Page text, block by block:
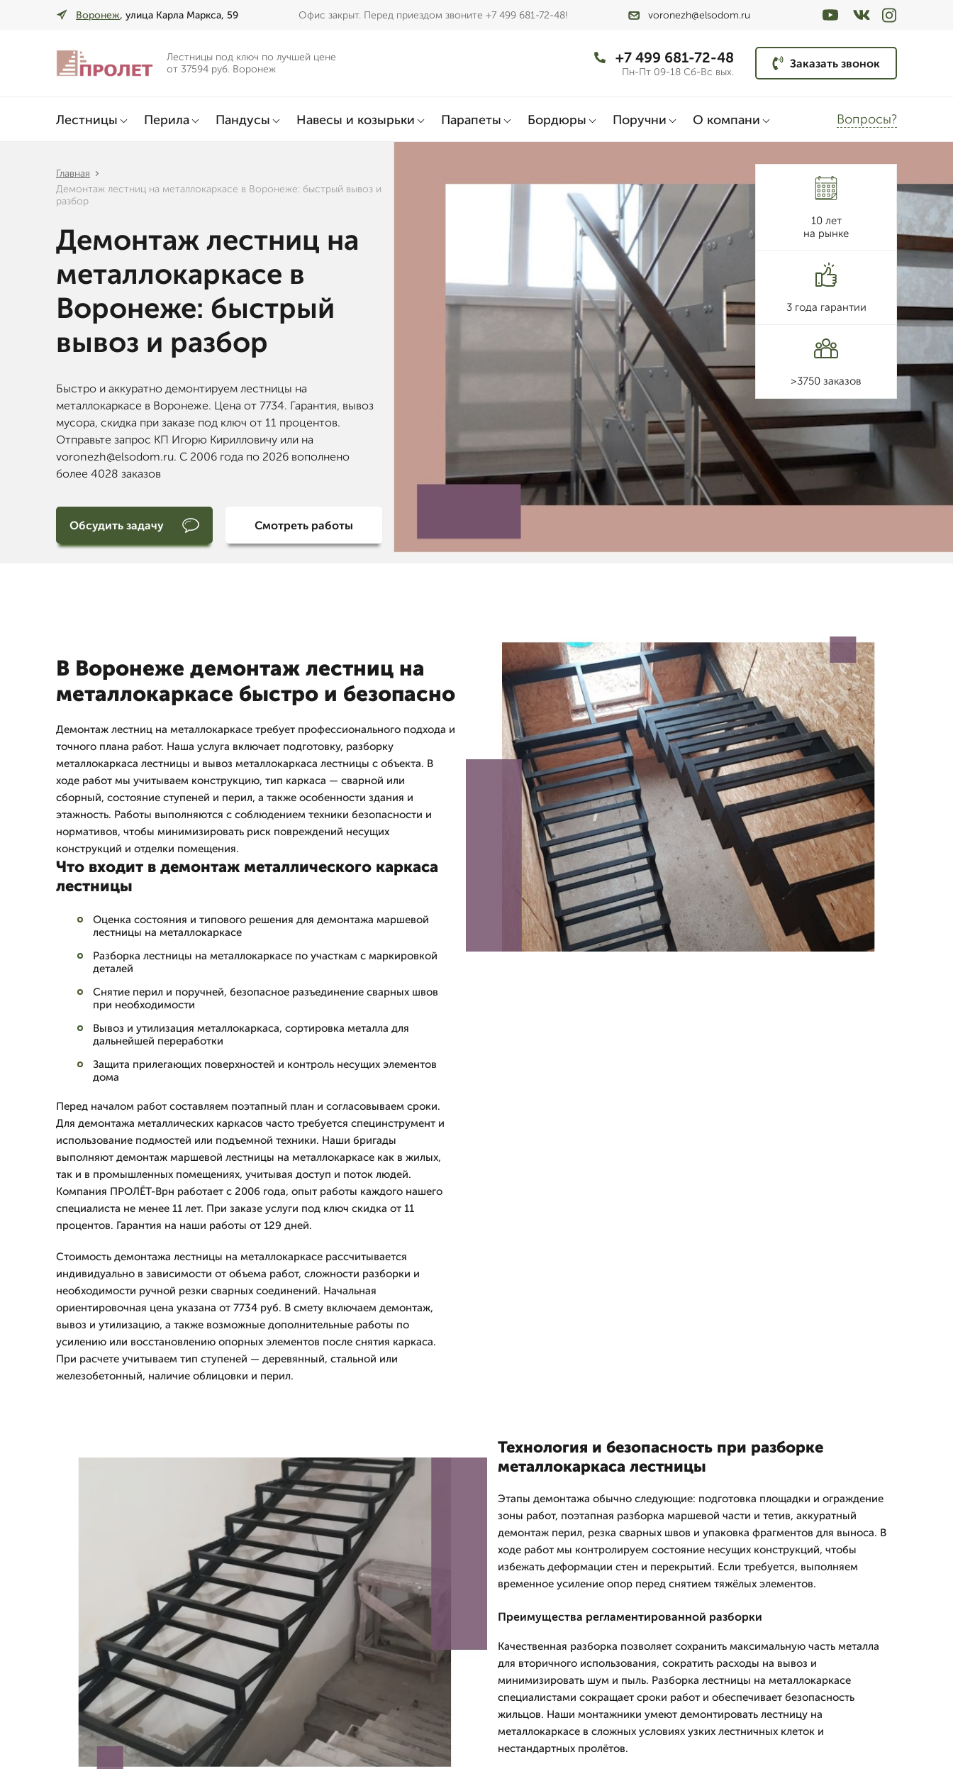
Воронеж, улица Карла Маркса, 59 Офис закрыт. Перед приездом звоните +7 499 681-72-48! voronezh@elsodom.ru
Лестницы под ключ по лучшей цене
от 37594 руб. Воронеж
+7 499 681-72-48
Пн-Пт 09-18 Сб-Вс вых.
Заказать звонок
Лестницы Перила Пандусы Навесы и козырьки Парапеты Бордюры Поручни О компани Вопросы?
Главная
Демонтаж лестниц на металлокаркасе в Воронеже: быстрый вывоз и
разбор
Демонтаж лестниц на
металлокаркасе в
Воронеже: быстрый
вывоз и разбор
Быстро и аккуратно демонтируем лестницы на
металлокаркасе в Воронеже. Цена от 7734. Гарантия, вывоз
мусора, скидка при заказе под ключ от 11 процентов.
Отправьте запрос КП Игорю Кирилловичу или на
voronezh@elsodom.ru. С 2006 года по 2026 вополнено
более 4028 заказов
Обсудить задачу Смотреть работы
10 лет
на рынке
3 года гарантии
>3750 заказов
В Воронеже демонтаж лестниц на
металлокаркасе быстро и безопасно
Демонтаж лестниц на металлокаркасе требует профессионального подхода и
точного плана работ. Наша услуга включает подготовку, разборку
металлокаркаса лестницы и вывоз металлокаркаса лестницы с объекта. В
ходе работ мы учитываем конструкцию, тип каркаса — сварной или
сборный, состояние ступеней и перил, а также особенности здания и
этажность. Работы выполняются с соблюдением техники безопасности и
нормативов, чтобы минимизировать риск повреждений несущих
конструкций и отделки помещения.
Что входит в демонтаж металлического каркаса
лестницы
Оценка состояния и типового решения для демонтажа маршевой
лестницы на металлокаркасе
Разборка лестницы на металлокаркасе по участкам с маркировкой
деталей
Снятие перил и поручней, безопасное разъединение сварных швов
при необходимости
Вывоз и утилизация металлокаркаса, сортировка металла для
дальнейшей переработки
Защита прилегающих поверхностей и контроль несущих элементов
дома
Перед началом работ составляем поэтапный план и согласовываем сроки.
Для демонтажа металлических каркасов часто требуется специнструмент и
использование подмостей или подъемной техники. Наши бригады
выполняют демонтаж маршевой лестницы на металлокаркасе как в жилых,
так и в промышленных помещениях, учитывая доступ и поток людей.
Компания ПРОЛЁТ-Врн работает с 2006 года, опыт работы каждого нашего
специалиста не менее 11 лет. При заказе услуги под ключ скидка от 11
процентов. Гарантия на наши работы от 129 дней.
Стоимость демонтажа лестницы на металлокаркасе рассчитывается
индивидуально в зависимости от объема работ, сложности разборки и
необходимости ручной резки сварных соединений. Начальная
ориентировочная цена указана от 7734 руб. В смету включаем демонтаж,
вывоз и утилизацию, а также возможные дополнительные работы по
усилению или восстановлению опорных элементов после снятия каркаса.
При расчете учитываем тип ступеней — деревянный, стальной или
железобетонный, наличие облицовки и перил.
Технология и безопасность при разборке
металлокаркаса лестницы
Этапы демонтажа обычно следующие: подготовка площадки и ограждение
зоны работ, поэтапная разборка маршевой части и тетив, аккуратный
демонтаж перил, резка сварных швов и упаковка фрагментов для выноса. В
ходе работ мы контролируем состояние несущих конструкций, чтобы
избежать деформации стен и перекрытий. Если требуется, выполняем
временное усиление опор перед снятием тяжёлых элементов.
Преимущества регламентированной разборки
Качественная разборка позволяет сохранить максимальную часть металла
для вторичного использования, сократить расходы на вывоз и
минимизировать шум и пыль. Разборка лестницы на металлокаркасе
специалистами сокращает сроки работ и обеспечивает безопасность
жильцов. Наши монтажники умеют демонтировать лестницу на
металлокаркасе в сложных условиях узких лестничных клеток и
нестандартных пролётов.